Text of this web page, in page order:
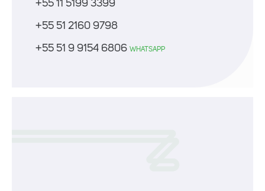
+55 11 5199 3399
+55 51 2160 9798
+55 51 9 9154 6806 WHATSAPP